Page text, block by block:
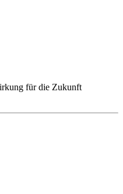
für die Zukunft